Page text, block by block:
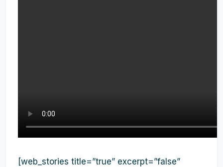
[web_stories title=”true” excerpt=”false”